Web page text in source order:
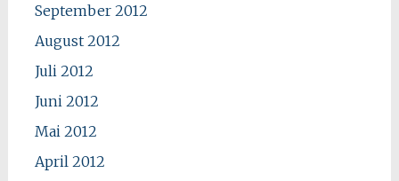
September 2012
August 2012
Juli 2012
Juni 2012
Mai 2012
April 2012